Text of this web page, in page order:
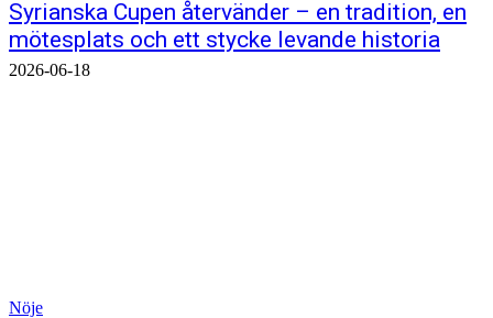
Syrianska Cupen återvänder – en tradition, en
mötesplats och ett stycke levande historia
2026-06-18
Nöje